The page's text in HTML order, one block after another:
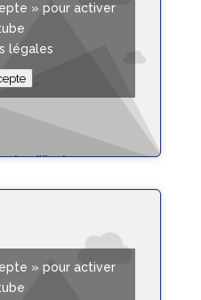
équilibrée
» pour activer
légales
» pour activer